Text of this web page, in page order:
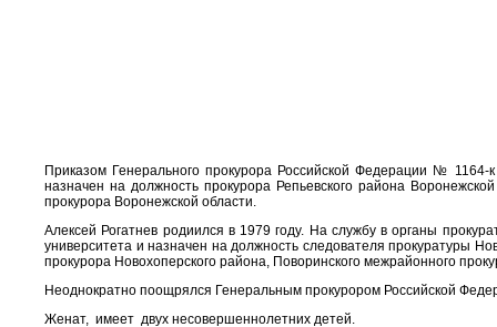
Приказом Генерального прокурора Российской Федерации № 1164-
назначен на должность прокурора Репьевского района
прокурора Воронежской области.
Алексей Рогатнев родиился в 1979 году. На службу в органы
университета и назначен на должность следователя прокуратуры
прокурора Новохоперского района, Поворинского межрайонного
Неоднократно поощрялся Генеральным прокурором Российской
Женат, имеет двух несовершеннолетних детей.